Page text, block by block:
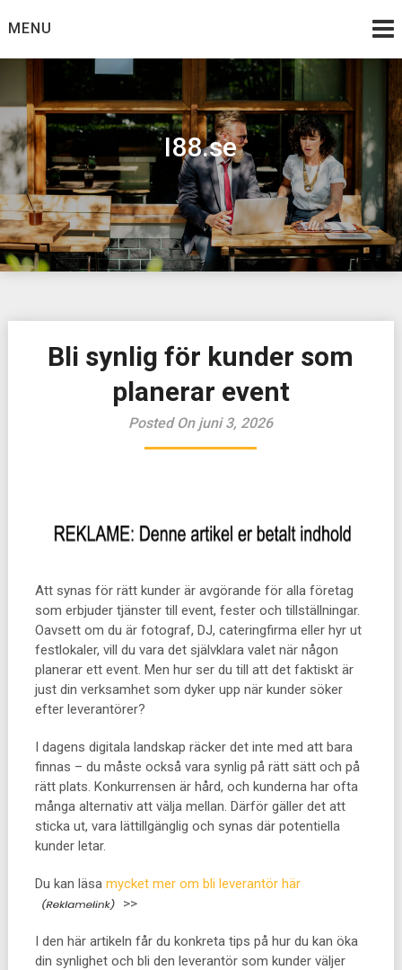
toMENU
I88.se
Bli synlig för kunder som
planerar event
Posted On juni 3, 2026
Att synas för rätt kunder är avgörande för alla företag
som erbjuder tjänster till event, fester och tillställningar.
Oavsett om du är fotograf, DJ, cateringfirma eller hyr ut
festlokaler, vill du vara det självklara valet när någon
planerar ett event. Men hur ser du till att det faktiskt är
just din verksamhet som dyker upp när kunder söker
efter leverantörer?
I dagens digitala landskap räcker det inte med att bara
finnas – du måste också vara synlig på rätt sätt och på
rätt plats. Konkurrensen är hård, och kunderna har ofta
många alternativ att välja mellan. Därför gäller det att
sticka ut, vara lättillgänglig och synas där potentiella
kunder letar.
Du kan läsa mycket mer om bli leverantör här
>>
I den här artikeln får du konkreta tips på hur du kan öka
din synlighet och bli den leverantör som kunder väljer